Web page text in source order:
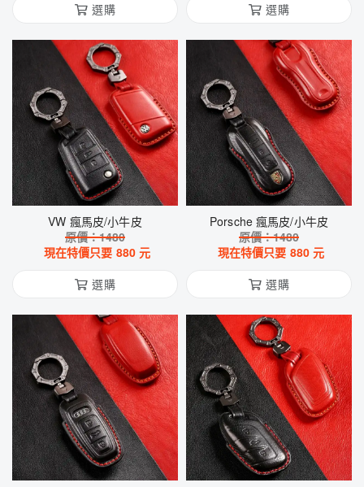
選購
選購
VW 瘋馬皮/小牛皮
原價：1480
現在特價只要 880 元
選購
Porsche 瘋馬皮/小牛皮
原價：1480
現在特價只要 880 元
選購